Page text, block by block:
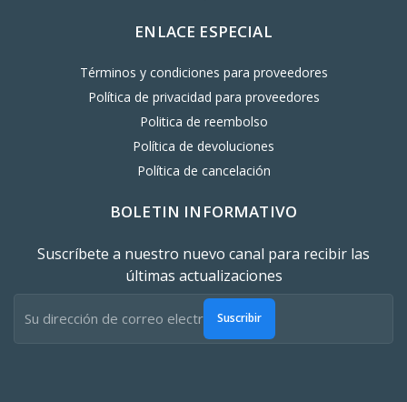
ENLACE ESPECIAL
Términos y condiciones para proveedores
Política de privacidad para proveedores
Politica de reembolso
Política de devoluciones
Política de cancelación
BOLETIN INFORMATIVO
Suscríbete a nuestro nuevo canal para recibir las
últimas actualizaciones
Suscribir